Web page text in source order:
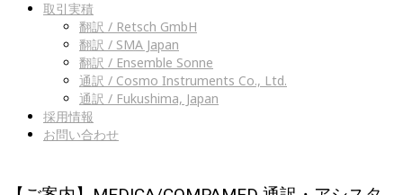
取引実積
翻訳 / Retsch GmbH
翻訳 / SMA Japan
翻訳 / Ensemble Sonne
通訳 / Cosmo Instruments Co., Ltd.
通訳 / Fukushima, Japan
採用情報
お問い合わせ